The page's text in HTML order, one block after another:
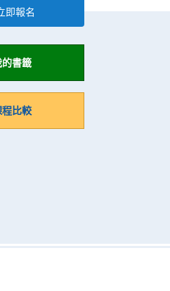
即報名
書籤
比較